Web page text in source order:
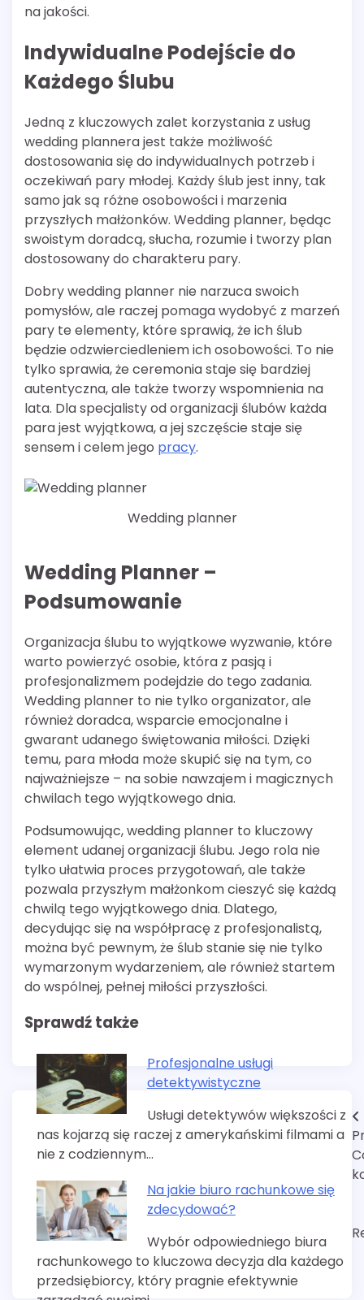
na jakości.
Indywidualne Podejście do
Każdego Ślubu
Jedną z kluczowych zalet korzystania z usług
wedding plannera jest także możliwość
dostosowania się do indywidualnych potrzeb i
oczekiwań pary młodej. Każdy ślub jest inny, tak
samo jak są różne osobowości i marzenia
przyszłych małżonków. Wedding planner, będąc
swoistym doradcą, słucha, rozumie i tworzy plan
dostosowany do charakteru pary.
Dobry wedding planner nie narzuca swoich
pomysłów, ale raczej pomaga wydobyć z marzeń
pary te elementy, które sprawią, że ich ślub
będzie odzwierciedleniem ich osobowości. To nie
tylko sprawia, że ceremonia staje się bardziej
autentyczna, ale także tworzy wspomnienia na
lata. Dla specjalisty od organizacji ślubów każda
para jest wyjątkowa, a jej szczęście staje się
sensem i celem jego pracy.
Wedding planner
Wedding Planner –
Podsumowanie
Organizacja ślubu to wyjątkowe wyzwanie, które
warto powierzyć osobie, która z pasją i
profesjonalizmem podejdzie do tego zadania.
Wedding planner to nie tylko organizator, ale
również doradca, wsparcie emocjonalne i
gwarant udanego świętowania miłości. Dzięki
temu, para młoda może skupić się na tym, co
najważniejsze – na sobie nawzajem i magicznych
chwilach tego wyjątkowego dnia.
Podsumowując, wedding planner to kluczowy
element udanej organizacji ślubu. Jego rola nie
tylko ułatwia proces przygotowań, ale także
pozwala przyszłym małżonkom cieszyć się każdą
chwilą tego wyjątkowego dnia. Dlatego,
decydując się na współpracę z profesjonalistą,
można być pewnym, że ślub stanie się nie tylko
wymarzonym wydarzeniem, ale również startem
do wspólnej, pełnej miłości przyszłości.
Sprawdź także
Profesjonalne usługi
detektywistyczne
Usługi detektywów większości z
nas kojarzą się raczej z amerykańskimi filmami a
nie z codziennym…
Na jakie biuro rachunkowe się
zdecydować?
Wybór odpowiedniego biura
rachunkowego to kluczowa decyzja dla każdego
przedsiębiorcy, który pragnie efektywnie
Nawigacja
wpisu